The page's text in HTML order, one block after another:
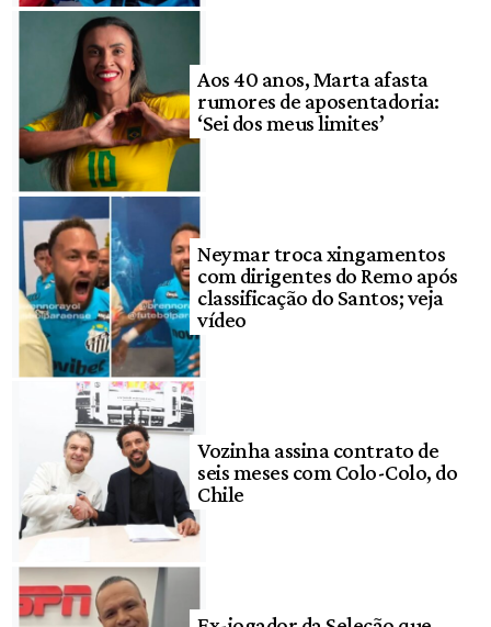
Aos 40 anos, Marta afasta
rumores de aposentadoria:
‘Sei dos meus limites’
Neymar troca xingamentos
com dirigentes do Remo após
classificação do Santos; veja
vídeo
Vozinha assina contrato de
seis meses com Colo-Colo, do
Chile